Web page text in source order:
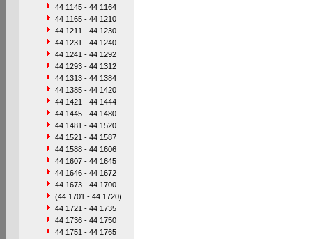
44 1145 - 44 1164
44 1165 - 44 1210
44 1211 - 44 1230
44 1231 - 44 1240
44 1241 - 44 1292
44 1293 - 44 1312
44 1313 - 44 1384
44 1385 - 44 1420
44 1421 - 44 1444
44 1445 - 44 1480
44 1481 - 44 1520
44 1521 - 44 1587
44 1588 - 44 1606
44 1607 - 44 1645
44 1646 - 44 1672
44 1673 - 44 1700
(44 1701 - 44 1720)
44 1721 - 44 1735
44 1736 - 44 1750
44 1751 - 44 1765